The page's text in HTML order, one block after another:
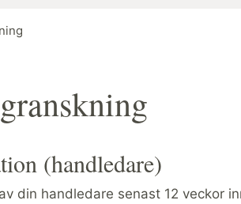
(handledare)
din handledare senast 12 veckor